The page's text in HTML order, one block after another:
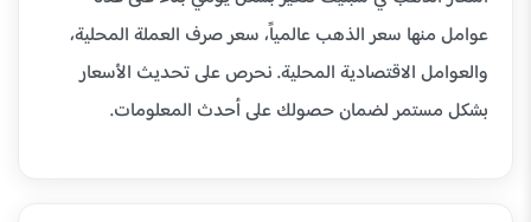
عوامل منها سعر الذهب عالمياً، سعر صرف العملة المحلية،
والعوامل الاقتصادية المحلية. نحرص على تحديث الأسعار
بشكل مستمر لضمان حصولك على أحدث المعلومات.